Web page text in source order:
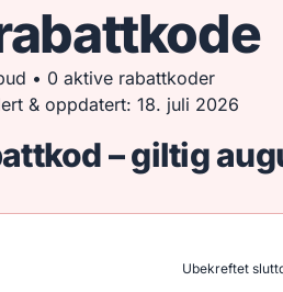
• 0 aktive rabattkoder
& oppdatert: 18. juli 2026
– giltig
Ubekreftet